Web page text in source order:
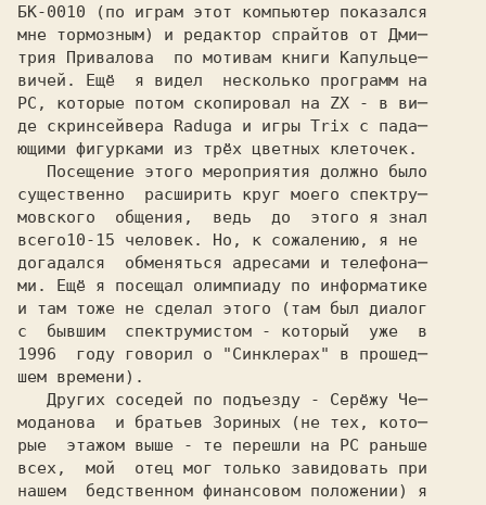
БК-0010 (по играм этот компьютер показался
мне тормозным) и редактор спрайтов от Дми─
трия Привалова  по мотивам книги Капульце─
вичей. Ещё  я видел  несколько программ на
PC, которые потом скопировал на ZX - в ви─
де скринсейвера Raduga и игры Trix с пада─
ющими фигурками из трёх цветных клеточек.
существенно  расширить круг моего спектру─
мовского  общения,  ведь  до  этого я знал
всего
догадался  обменяться адресами и телефона─
ми. Ещё я посещал олимпиаду по информатике
и там тоже не сделал этого (там был диалог
с  бывшим  спектрумистом - который  уже  в
1996  году говорил о "Синклерах" в прошед─
шем времени).
моданова  и братьев Зориных (не тех, кото─
рые  этажом выше - те перешли на PC раньше
всех,  мой  отец мог только завидовать при
нашем  бедственном финансовом положении) я